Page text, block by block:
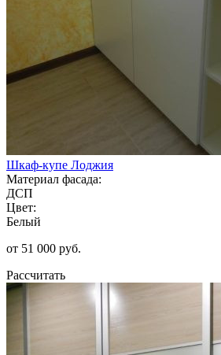
Шкаф-купе Лоджия
Материал фасада:
ДСП
Цвет:
Белый
от 51 000 руб.
Рассчитать